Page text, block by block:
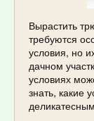
Вырастить
требуются
условия, но
дачном
условиях
знать, какие